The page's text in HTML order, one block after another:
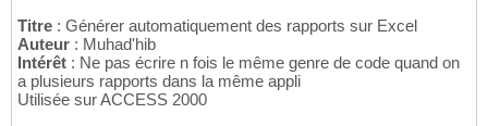
Titre : Générer automatiquement des rapports sur Excel
Auteur : Muhad'hib
Intérêt : Ne pas écrire n fois le même genre de code quand on
a plusieurs rapports dans la même appli
Utilisée sur ACCESS 2000